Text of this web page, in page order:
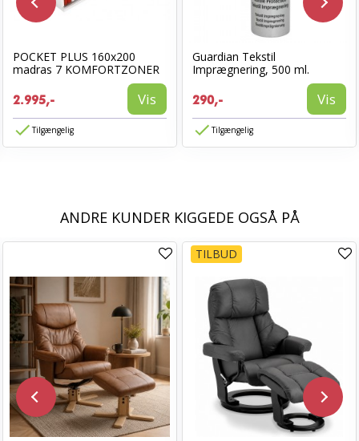
POCKET PLUS 160x200
madras 7 KOMFORTZONER
2.995,- Vis
Tilgængelig
Guardian Tekstil
Imprægnering, 500 ml.
290,- Vis
Tilgængelig
ANDRE KUNDER KIGGEDE OGSÅ PÅ
TILBUD